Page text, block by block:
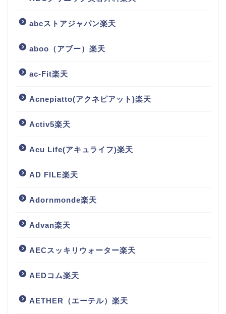
abcストアジャパン楽天
aboo（アブー）楽天
ac-Fit楽天
Acnepiatto(アクネピアット)楽天
Activ5楽天
Acu Life(アキュライフ)楽天
AD FILE楽天
Adornmonde楽天
Advan楽天
AECスッキリウォーター楽天
AEDコム楽天
AETHER（エーテル）楽天